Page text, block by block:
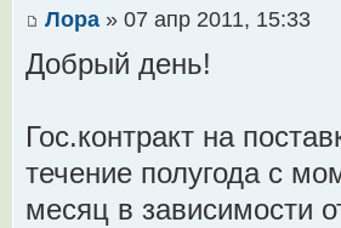
Лора » 07 апр 2011, 15:33
Добрый день!
Гос.контракт на
течение полугода с
месяц в зависимости